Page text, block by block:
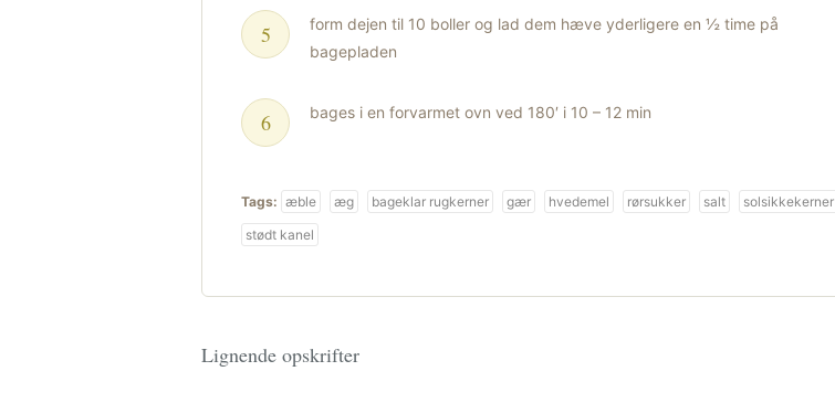
form dejen til 10 boller og lad dem hæve yderligere en ½ time på
bagepladen
bages i en forvarmet ovn ved 180′ i 10 – 12 min
Tags: æble æg bageklar rugkerner gær hvedemel rørsukker salt
solsikkekerner
stødt kanel
Lignende opskrifter